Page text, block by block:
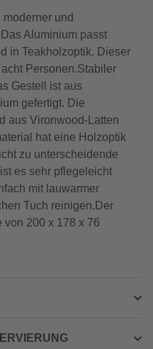
und
Aluminium passt
in Teakholzoptik. Dieser
Personen.Stabiler
Gestell ist aus
gefertigt. Die
aus Vironwood-Latten
hat eine Holzoptik
zu unterscheidende
es sehr pflegeleicht
mit lauwarmer
Tuch reinigen.Der
von 200 x 178 x 76